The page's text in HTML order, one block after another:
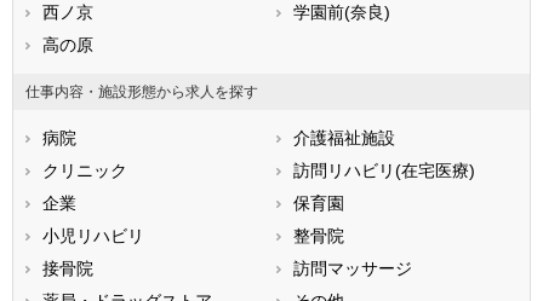
滋賀県
大阪府
兵庫県
香川県
高知県
福岡県
長崎県
熊本県
鹿児島県
西ノ京
学園前(奈良)
高の原
仕事内容・施設形態から求人を探す
病院
介護福祉施設
クリニック
訪問リハビリ(在宅医療)
企業
保育園
小児リハビリ
整骨院
接骨院
訪問マッサージ